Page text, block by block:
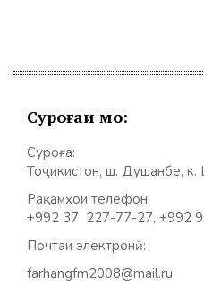
Суроғаи мо:
Суроға:
Тоҷикистон, ш. Душанбе,
Рақамҳои телефон:
+992 37 227-77-27, +992
Почтаи электронӣ:
farhangfm2008@mail.ru